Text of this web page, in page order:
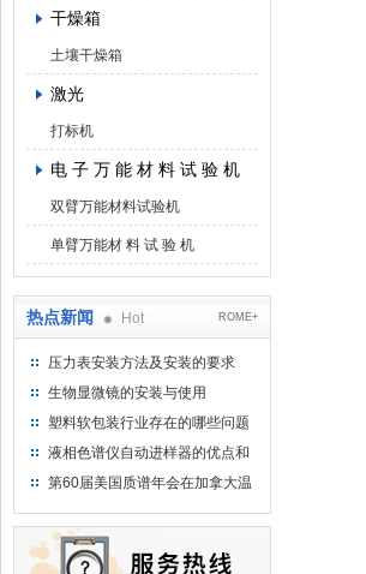
干燥箱
土壤干燥箱
激光
打标机
电 子 万 能 材 料 试 验 机
双臂万能材料试验机
单臂万能材 料 试 验 机
热点新闻 Hot ROME+
压力表安装方法及安装的要求
生物显微镜的安装与使用
塑料软包装行业存在的哪些问题
液相色谱仪自动进样器的优点和
维护
第60届美国质谱年会在加拿大温